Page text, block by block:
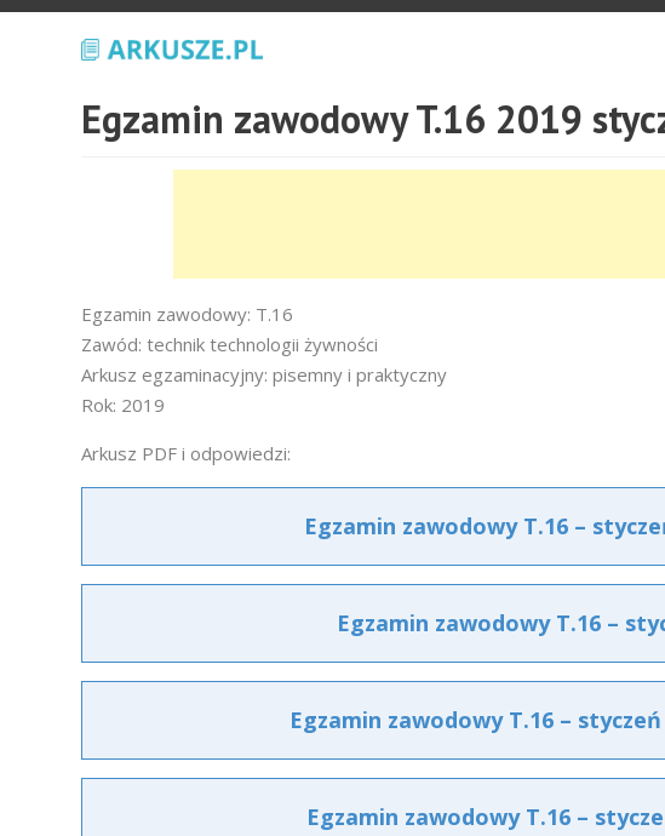
Egzamin zawodowy T.16 2019
Egzamin zawodowy: T.16
Zawód: technik technologii żywności
Arkusz egzaminacyjny: pisemny i praktyczny
Rok: 2019
Arkusz PDF i odpowiedzi:
Egzamin zawodowy T.16 –
Egzamin zawodowy T.16 –
Egzamin zawodowy T.16 –
Egzamin zawodowy T.16 –